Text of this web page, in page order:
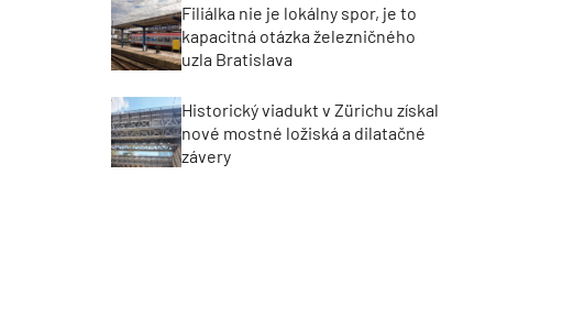
Filiálka nie je lokálny spor, je to
kapacitná otázka železničného
uzla Bratislava
Historický viadukt v Zürichu získal
nové mostné ložiská a dilatačné
závery